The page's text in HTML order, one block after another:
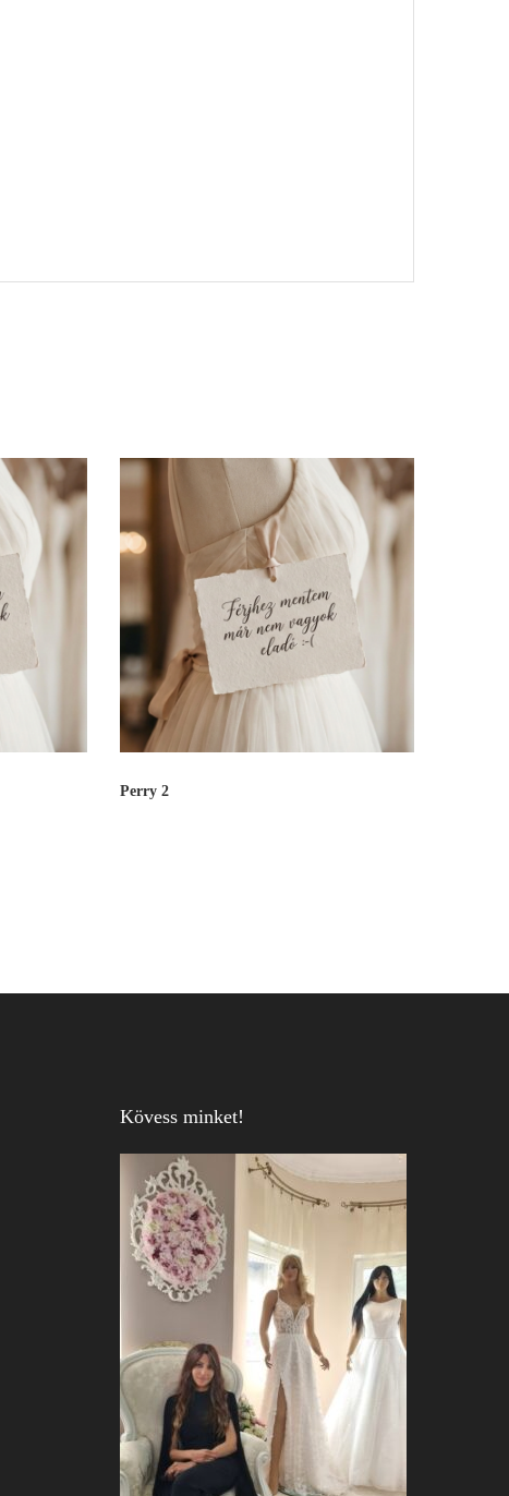
Perry 2
Kövess minket!